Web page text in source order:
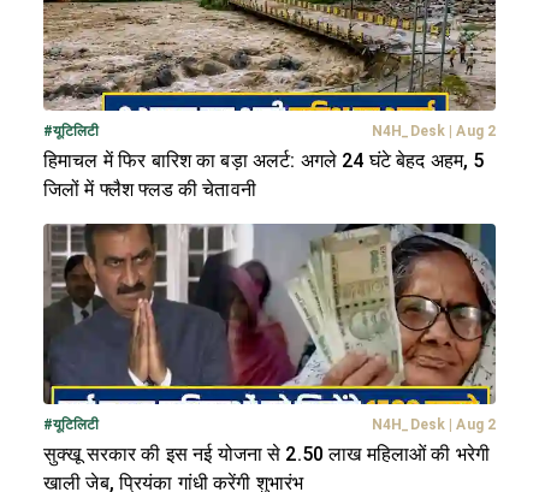
#यूटिलिटी N4H_Desk Aug 2
हिमाचल में फिर बारिश का बड़ा अलर्ट: अगले 24 घंटे बेहद अहम, 5
जिलों में फ्लैश फ्लड की चेतावनी
#यूटिलिटी N4H_Desk Aug 2
सुक्खू सरकार की इस नई योजना से 2.50 लाख महिलाओं की भरेगी
खाली जेब, प्रियंका गांधी करेंगी शुभारंभ